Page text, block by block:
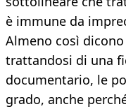
è immune da
Almeno così
trattandosi di una
documentario, le
grado, anche